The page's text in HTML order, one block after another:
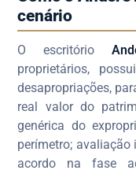
cenário
O escritório
proprietários,
desapropriações,
real valor do
genérica do
perímetro; avaliação
acordo na fase